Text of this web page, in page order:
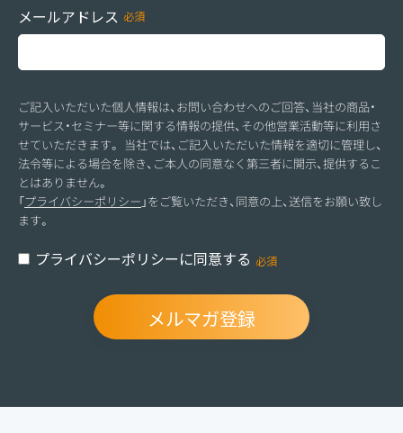
メールアドレス
ご記入いただいた個人情報は、お問い合わせへのご回答、当社の商品・
サービス・セミナー等に関する情報の提供、その他営業活動等に利用さ
せていただきます。 当社では、ご記入いただいた情報を適切に管理し、
法令等による場合を除き、ご本人の同意なく第三者に開示、提供するこ
とはありません。
「プライバシーポリシー 」をご覧いただき、同意の上、送信をお願い致し
ます。
プライバシーポリシーに同意する